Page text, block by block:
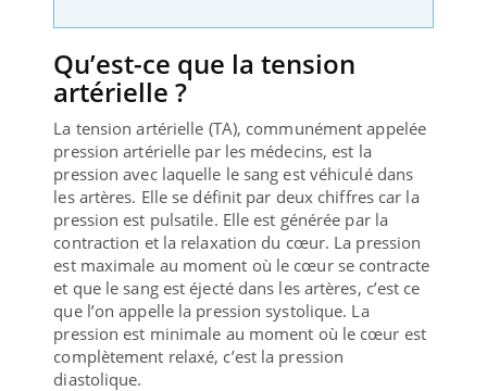
Qu’est-ce que la tension
artérielle ?
La tension artérielle (TA), communément appelée
pression artérielle par les médecins, est la
pression avec laquelle le sang est véhiculé dans
les artères. Elle se définit par deux chiffres car la
pression est pulsatile. Elle est générée par la
contraction et la relaxation du cœur. La pression
est maximale au moment où le cœur se contracte
et que le sang est éjecté dans les artères, c’est ce
que l’on appelle la pression systolique. La
pression est minimale au moment où le cœur est
complètement relaxé, c’est la pression
diastolique.